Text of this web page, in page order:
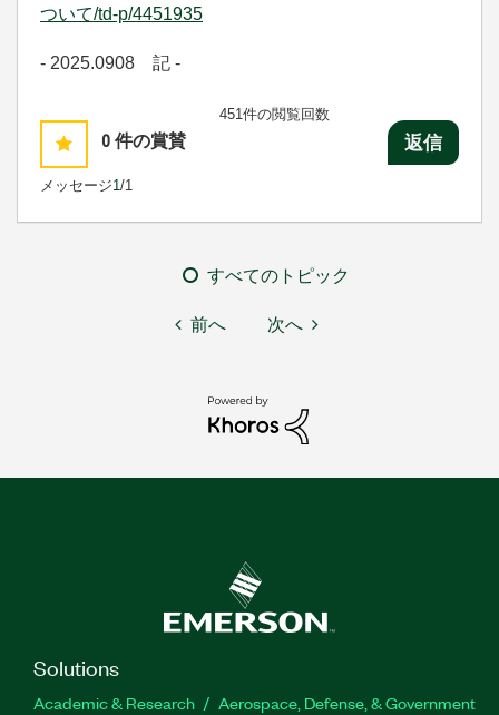
ついて/td-p/4451935
- 2025.0908 記 -
0 件の賞賛
メッセージ1/1
451件の閲覧回数
返信
すべてのトピック
前へ 次へ
Solutions
Academic & Research
Aerospace, Defense, & Government